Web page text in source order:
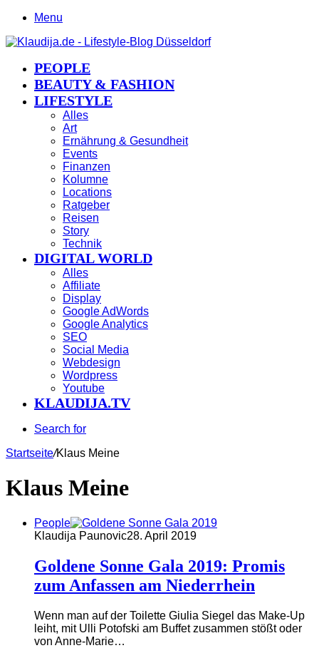
Menu
PEOPLE
BEAUTY & FASHION
LIFESTYLE
Alles
Art
Ernährung & Gesundheit
Events
Finanzen
Kolumne
Locations
Ratgeber
Reisen
Story
Technik
DIGITAL WORLD
Alles
Affiliate
Display
Google AdWords
Google Analytics
SEO
Social Media
Webdesign
Wordpress
Youtube
KLAUDIJA.TV
Search for
Startseite/Klaus Meine
Klaus Meine
People
Klaudija Paunovic28. April 2019
Goldene Sonne Gala 2019: Promis
zum Anfassen am Niederrhein
Wenn man auf der Toilette Giulia Siegel das Make-Up
leiht, mit Ulli Potofski am Buffet zusammen stößt oder
von Anne-Marie…